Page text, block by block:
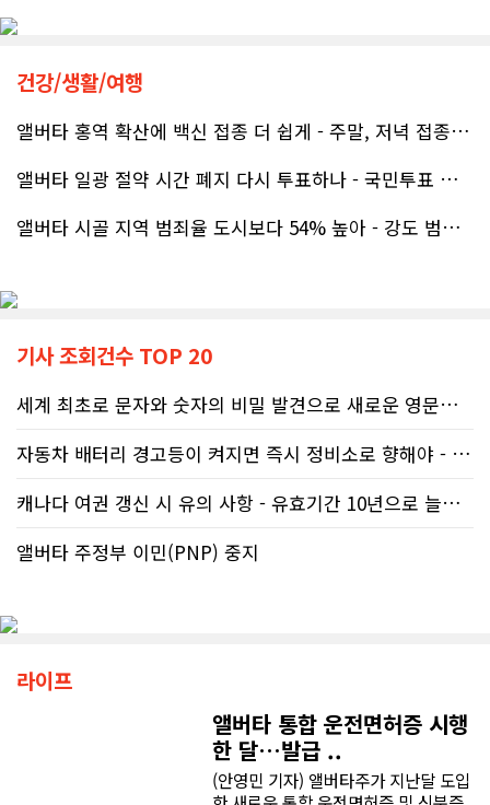
베이스먼트 개발을 고민하시는 분들께 B&A를 자신 있게 추천드립니다.
청소도 정말 꼼꼼하게 해주셨고, 구석구석 세심하게 신경 써 주셔서 매우 만족했습니다. 덕분에 안심하고 입주했습니다!
건강/생활/여행
앨버타 홍역 확산에 백신 접종 더 쉽게 - 주말, 저녁 접종 클리닉 열..
앨버타 일광 절약 시간 폐지 다시 투표하나 - 국민투표 기준 낮춰지며 ..
앨버타 시골 지역 범죄율 도시보다 54% 높아 - 강도 범죄는 도시가 ..
기사 조회건수 TOP 20
세계 최초로 문자와 숫자의 비밀 발견으로 새로운 영문법을 발명한 임성빈..
자동차 배터리 경고등이 켜지면 즉시 정비소로 향해야 - 주행중 차량 갑..
캐나다 여권 갱신 시 유의 사항 - 유효기간 10년으로 늘어나 편리
앨버타 주정부 이민(PNP) 중지
라이프
앨버타 통합 운전면허증 시행
한 달…발급 ..
(안영민 기자) 앨버타주가 지난달 도입